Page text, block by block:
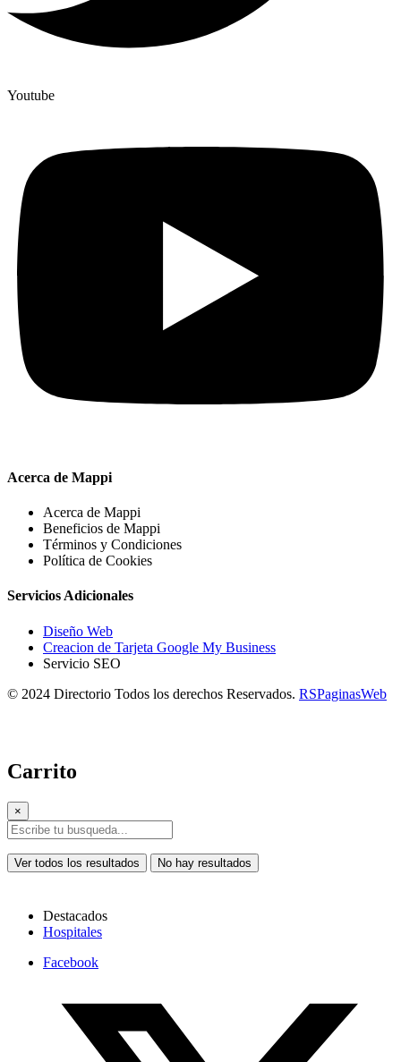
Youtube
Acerca de Mappi
Acerca de Mappi
Beneficios de Mappi
Términos y Condiciones
Política de Cookies
Servicios Adicionales
Diseño Web
Creacion de Tarjeta Google My Business
Servicio SEO
© 2024 Directorio Todos los derechos Reservados. RSPaginasWeb
Carrito
×
Ver todos los resultados No hay resultados
Destacados
Hospitales
Facebook